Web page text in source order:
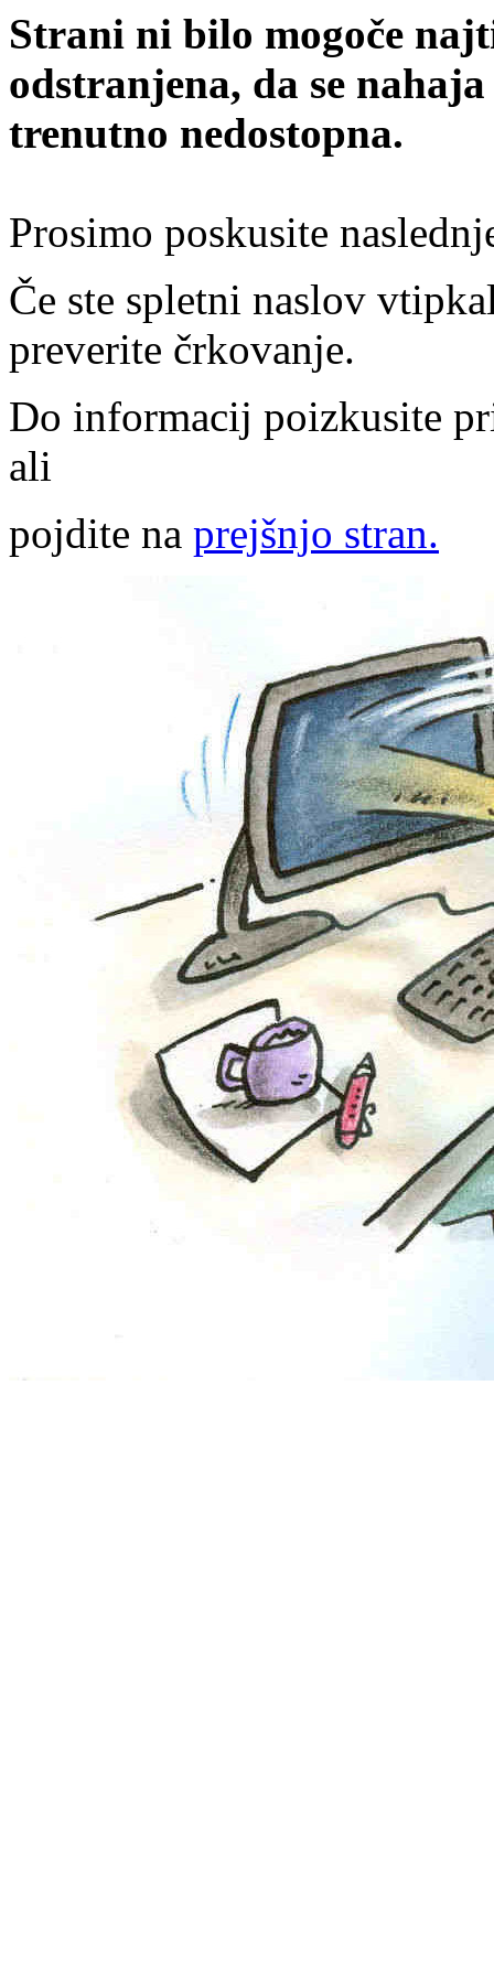
Strani ni bilo mogoče
odstranjena, da se
trenutno nedostopna.
Prosimo poskusite
Če ste spletni naslov
preverite črkovanje.
Do informacij poizkusite
ali
pojdite na prejšnjo stran.